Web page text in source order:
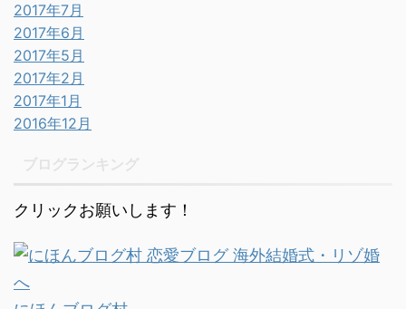
2017年7月
2017年6月
2017年5月
2017年2月
2017年1月
2016年12月
クリックお願いします！